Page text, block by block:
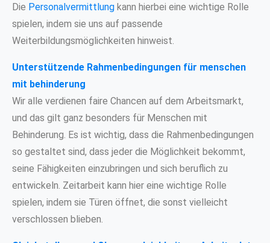
Die Personalvermittlung kann hierbei eine wichtige Rolle
spielen, indem sie uns auf passende
Weiterbildungsmöglichkeiten hinweist.
Unterstützende Rahmenbedingungen für menschen
mit behinderung
Wir alle verdienen faire Chancen auf dem Arbeitsmarkt,
und das gilt ganz besonders für Menschen mit
Behinderung. Es ist wichtig, dass die Rahmenbedingungen
so gestaltet sind, dass jeder die Möglichkeit bekommt,
seine Fähigkeiten einzubringen und sich beruflich zu
entwickeln. Zeitarbeit kann hier eine wichtige Rolle
spielen, indem sie Türen öffnet, die sonst vielleicht
verschlossen blieben.